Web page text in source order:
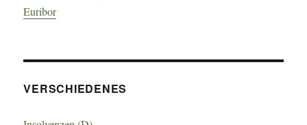
Euribor
VERSCHIEDENES